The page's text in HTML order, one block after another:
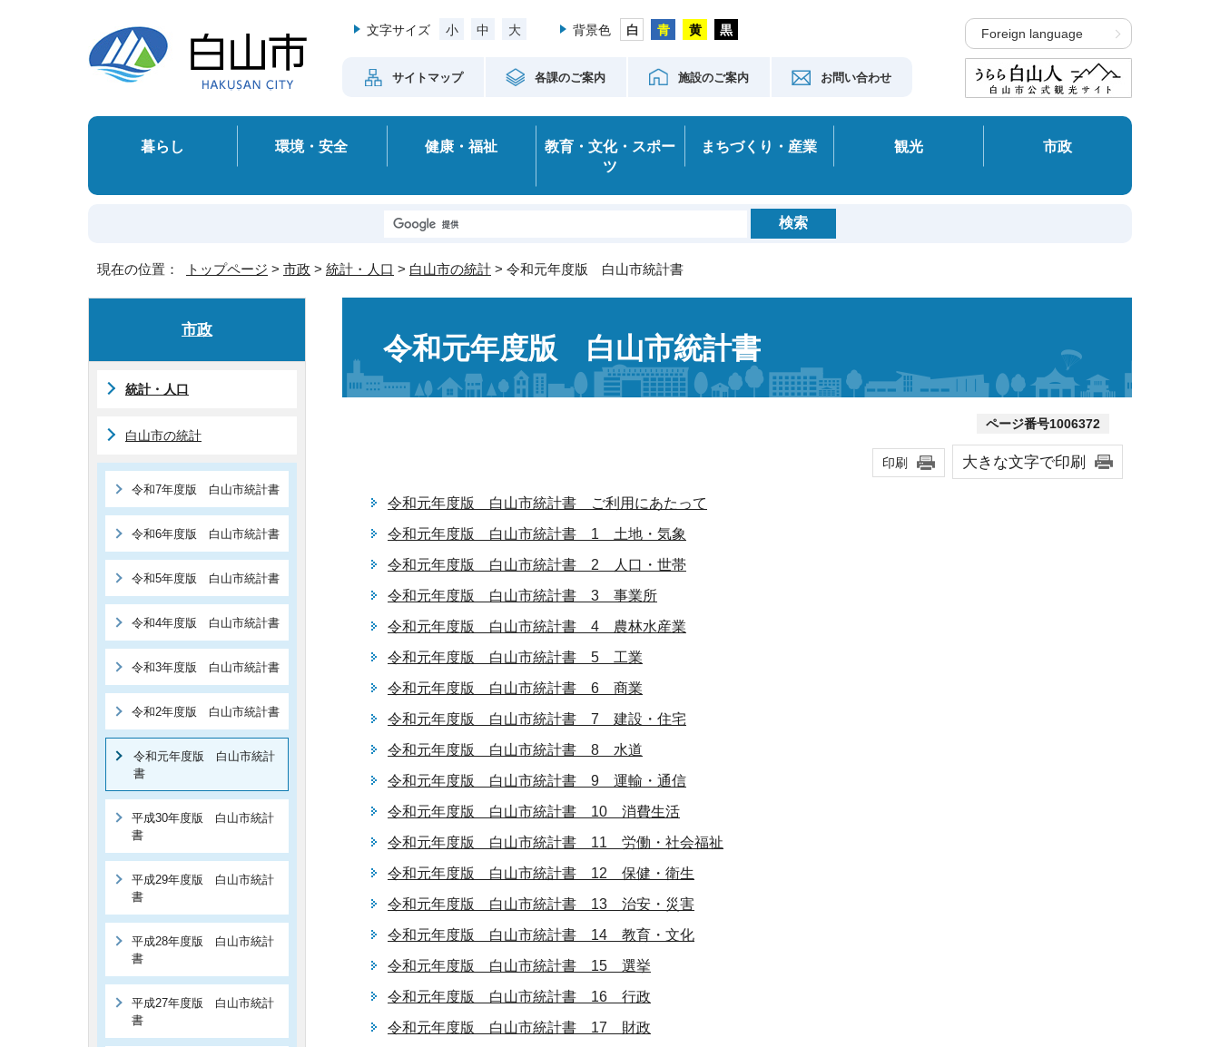
文字サイズ 小 中 大 背景色
サイトマップ 各課のご案内 施設のご案内 お問い合わせ
Foreign language
暮らし 環境・安全 健康・福祉
教育・文化・スポー
ツ
まちづくり・産業 観光 市政
現在の位置： トップページ > 市政 > 統計・人口 > 白山市の統計 > 令和元年度版 白山市統計書
令和元年度版 白山市統計書
ページ番号1006372
印刷 大きな文字で印刷
令和元年度版 白山市統計書 ご利用にあたって
令和元年度版 白山市統計書 1 土地・気象
令和元年度版 白山市統計書 2 人口・世帯
令和元年度版 白山市統計書 3 事業所
令和元年度版 白山市統計書 4 農林水産業
令和元年度版 白山市統計書 5 工業
令和元年度版 白山市統計書 6 商業
令和元年度版 白山市統計書 7 建設・住宅
令和元年度版 白山市統計書 8 水道
令和元年度版 白山市統計書 9 運輸・通信
令和元年度版 白山市統計書 10 消費生活
令和元年度版 白山市統計書 11 労働・社会福祉
令和元年度版 白山市統計書 12 保健・衛生
令和元年度版 白山市統計書 13 治安・災害
令和元年度版 白山市統計書 14 教育・文化
令和元年度版 白山市統計書 15 選挙
令和元年度版 白山市統計書 16 行政
令和元年度版 白山市統計書 17 財政
市政
統計・人口
白山市の統計
令和7年度版 白山市統計書
令和6年度版 白山市統計書
令和5年度版 白山市統計書
令和4年度版 白山市統計書
令和3年度版 白山市統計書
令和2年度版 白山市統計書
令和元年度版 白山市統計
書
平成30年度版 白山市統計
書
平成29年度版 白山市統計
書
平成28年度版 白山市統計
書
平成27年度版 白山市統計
書